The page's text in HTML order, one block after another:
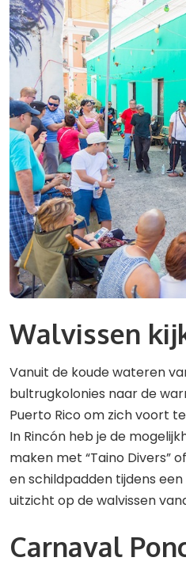
Walvissen
Vanuit de koude wateren
bultrugkolonies naar de
Puerto Rico om zich voort
In Rincón heb je de
maken met “Taino Divers”
en schildpadden tijdens een
uitzicht op de walvissen
Carnaval